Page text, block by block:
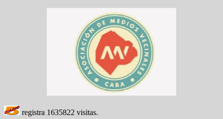
registra 1635822 visitas.